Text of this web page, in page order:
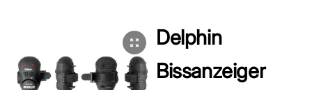
Delphin
Bissanzeiger